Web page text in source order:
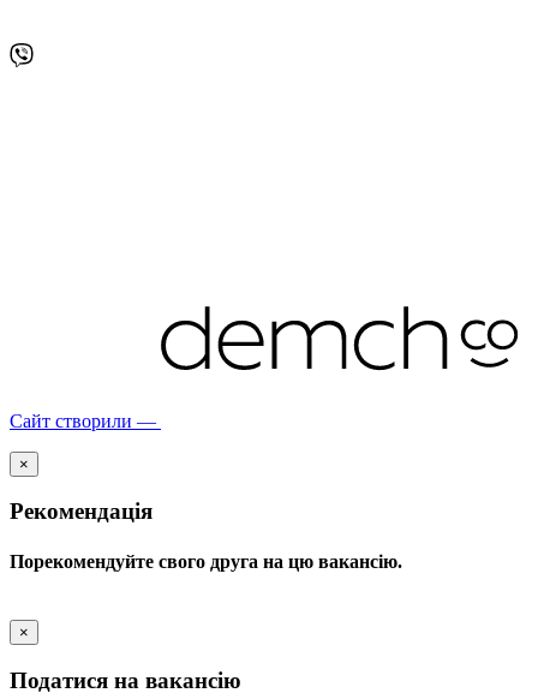
Сайт створили —
×
Рекомендація
Порекомендуйте свого друга на цю вакансію.
×
Податися на вакансію